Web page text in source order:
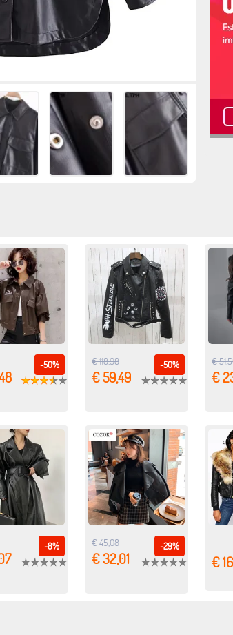
-50% -50%
€ 118,98
€ 59,49
€
€
-8% -29%
€ 45,08
€ 32,01 €